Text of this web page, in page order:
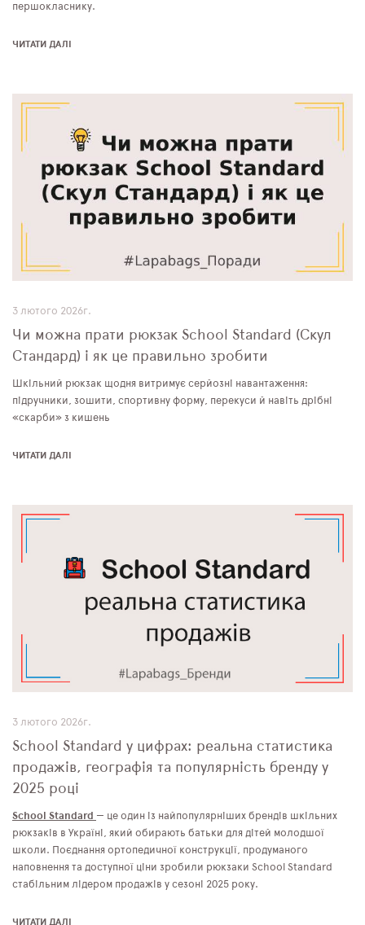
першокласнику.
ЧИТАТИ ДАЛІ
3 лютого 2026г.
Чи можна прати рюкзак School Standard (Скул
Стандард) і як це правильно зробити
Шкільний рюкзак щодня витримує серйозні навантаження:
підручники, зошити, спортивну форму, перекуси й навіть дрібні
«скарби» з кишень
ЧИТАТИ ДАЛІ
3 лютого 2026г.
School Standard у цифрах: реальна статистика
продажів, географія та популярність бренду у
2025 році
School Standard — це один із найпопулярніших брендів шкільних
рюкзаків в Україні, який обирають батьки для дітей молодшої
школи. Поєднання ортопедичної конструкції, продуманого
наповнення та доступної ціни зробили рюкзаки School Standard
стабільним лідером продажів у сезоні 2025 року.
ЧИТАТИ ДАЛІ